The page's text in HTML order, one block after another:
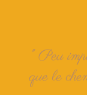
" Peu
que le